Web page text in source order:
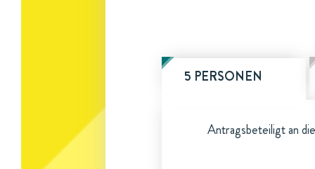
5 PERSONEN
Antragsbeteiligt an